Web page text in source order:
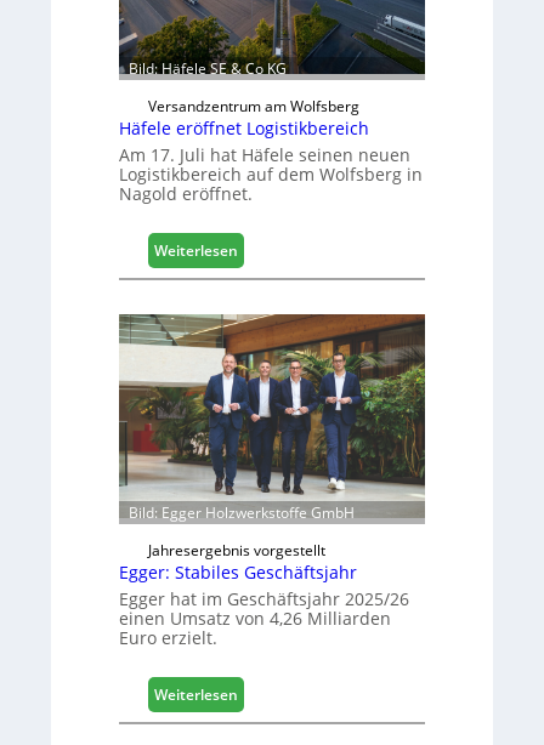
a
u
d
i
g
t
a
i
s
i
e
r
t
s
i
c
h
Bild: Häfele SE & Co KG
Versandzentrum am Wolfsberg
Häfele eröffnet Logistikbereich
Am 17. Juli hat Häfele seinen neuen
Logistikbereich auf dem Wolfsberg in
Nagold eröffnet.
Weiterlesen
H
f
e
l
e
e
r
ö
f
f
n
e
t
L
o
s
t
Bild: Egger Holzwerkstoffe GmbH
Jahresergebnis vorgestellt
Egger: Stabiles Geschäftsjahr
Egger hat im Geschäftsjahr 2025/26
einen Umsatz von 4,26 Milliarden
Euro erzielt.
Weiterlesen
E